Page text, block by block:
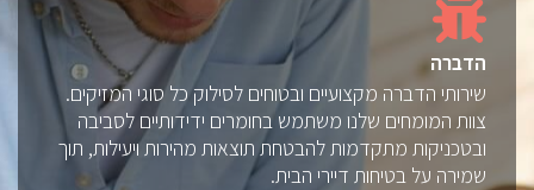
הדברה
שירותי הדברה מקצועיים ובטוחים לסילוק כל סוגי המזיקים.
צוות המומחים שלנו משתמש בחומרים ידידותיים לסביבה
ובטכניקות מתקדמות להבטחת תוצאות מהירות ויעילות, תוך
שמירה על בטיחות דיירי הבית.